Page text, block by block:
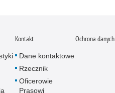
Kontakt
Dane kontaktowe
Rzecznik
Oficerowie
Prasowi
Ochrona danych